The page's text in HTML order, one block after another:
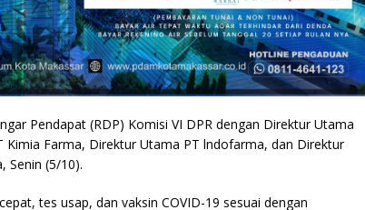
Pendapat (RDP) Komisi VI DPR dengan Direktur Utama
Farma, Direktur Utama PT lndofarma, dan Direktur
Senin (5/10).
tes usap, dan vaksin COVID-19 sesuai dengan